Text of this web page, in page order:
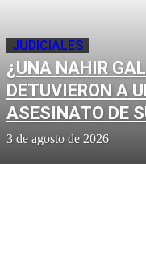
JUDICIALES
¿UNA NAHIR
DETUVIERON A
ASESINATO DE
3 de agosto de 2026